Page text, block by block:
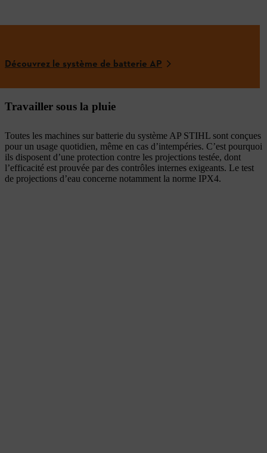
Découvrez le système de batterie AP
Travailler sous la pluie
Toutes les machines sur batterie du système AP STIHL sont conçues
pour un usage quotidien, même en cas d’intempéries. C’est pourquoi
ils disposent d’une protection contre les projections testée, dont
l’efficacité est prouvée par des contrôles internes exigeants. Le test
de projections d’eau concerne notamment la norme IPX4.